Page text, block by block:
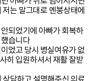
는 말그대로 멘붕상태에
되었기에 아빠가 회복하
습니다
었고 당시 병실여유가 없
히 입원하셔서 재활 잘받